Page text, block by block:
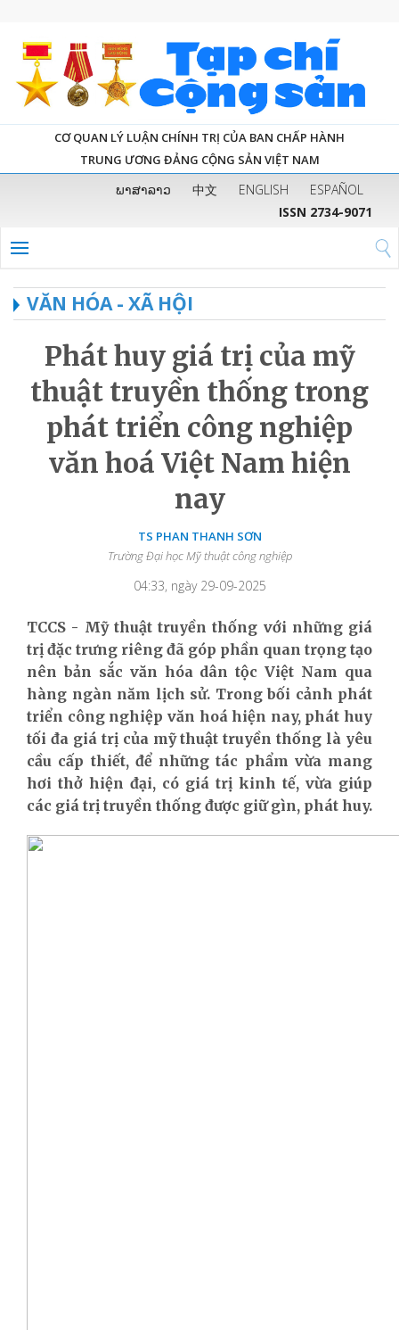
CƠ QUAN LÝ LUẬN CHÍNH TRỊ CỦA BAN CHẤP HÀNH
TRUNG ƯƠNG ĐẢNG CỘNG SẢN VIỆT NAM
ພາສາລາວ 中文 ENGLISH
ESPAÑOL
ISSN 2734-9071
VĂN HÓA - XÃ HỘI
Phát huy giá trị của mỹ
thuật truyền thống trong
phát triển công nghiệp
văn hoá Việt Nam hiện
nay
TS PHAN THANH SƠN
Trường Đại học Mỹ thuật công nghiệp
04:33, ngày 29-09-2025
TCCS - Mỹ thuật truyền thống với những giá
trị đặc trưng riêng đã góp phần quan trọng tạo
nên bản sắc văn hóa dân tộc Việt Nam qua
hàng ngàn năm lịch sử. Trong bối cảnh phát
triển công nghiệp văn hoá hiện nay, phát huy
tối đa giá trị của mỹ thuật truyền thống là yêu
cầu cấp thiết, để những tác phẩm vừa mang
hơi thở hiện đại, có giá trị kinh tế, vừa giúp
các giá trị truyền thống được giữ gìn, phát huy.